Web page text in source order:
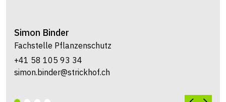
Simon Binder
Fachstelle Pflanzenschutz
+41 58 105 93 34
simon.binder@strickhof.ch